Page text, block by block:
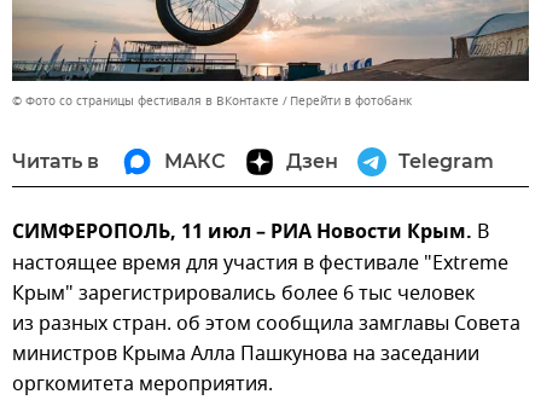
© Фото со страницы фестиваля в ВКонтакте Перейти в фотобанк
Читать в МАКС Дзен Telegram
СИМФЕРОПОЛЬ, 11 июл – РИА Новости Крым. В
настоящее время для участия в фестивале "Extreme
Крым" зарегистрировались более 6 тыс человек
из разных стран. об этом сообщила замглавы Совета
министров Крыма Алла Пашкунова на заседании
оргкомитета мероприятия.